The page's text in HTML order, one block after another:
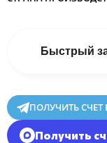
Быстрый
ПОЛУЧИТЬ СЧЕТ
Получить